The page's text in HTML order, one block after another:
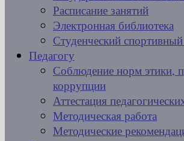
Расписание занятий
Электронная библиотека
Студенческий
Педагогу
Соблюдение норм этики,
коррупции
Аттестация
Методическая работа
Методические